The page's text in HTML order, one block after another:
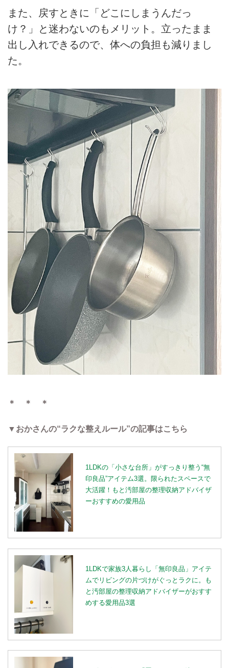
また、戻すときに「どこにしまうんだっ
け？」と迷わないのもメリット。立ったまま
出し入れできるので、体への負担も減りまし
た。
＊ ＊ ＊
▼おかさんの“ラクな整えルール”の記事はこちら
1LDKの「小さな台所」がすっきり整う“無
印良品”アイテム3選。限られたスペースで
大活躍！もと汚部屋の整理収納アドバイザ
ーおすすめの愛用品
1LDKで家族3人暮らし「無印良品」アイテ
ムでリビングの片づけがぐっとラクに。も
と汚部屋の整理収納アドバイザーがおすす
めする愛用品3選